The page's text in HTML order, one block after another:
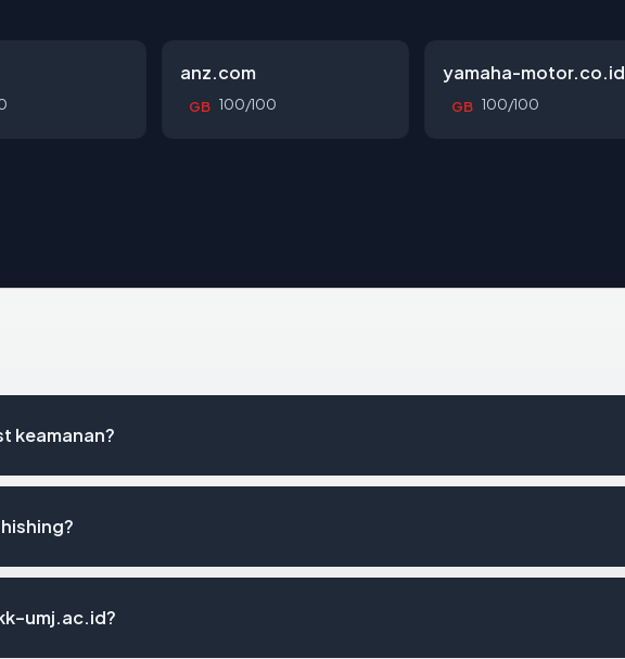
anz.com
GB 100/100
yamaha-motor.co.id
GB 100/100
keamanan?
umj.ac.id?